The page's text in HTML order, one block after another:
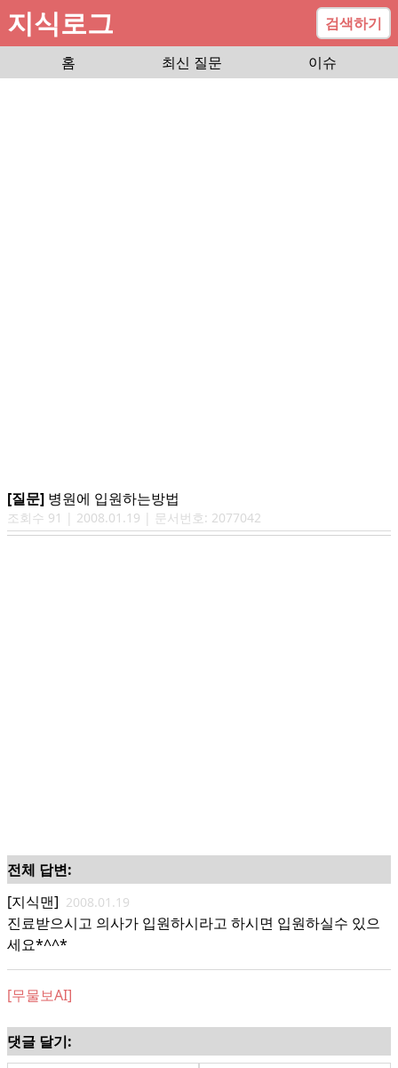
지식로그
검색하기
홈
최신 질문 이슈
[질문] 병원에 입원하는방법
조회수 91 | 2008.01.19 | 문서번호: 2077042
전체 답변:
[지식맨] 2008.01.19
진료받으시고 의사가 입원하시라고 하시면 입원하실수 있으
세요*^^*
[무물보AI]
댓글 달기: